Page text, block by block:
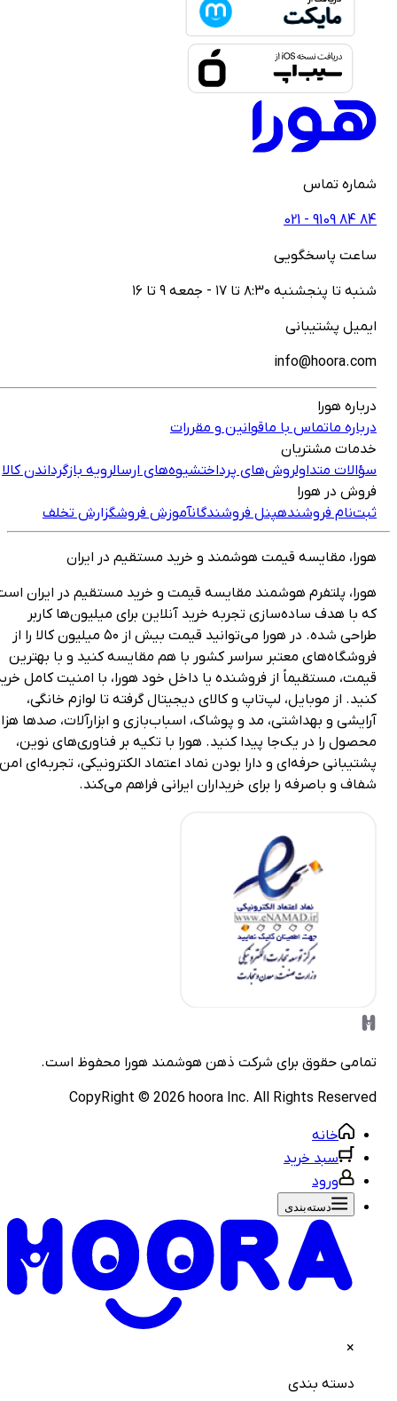
تماس
021 - ‎9109‎ ‎84‎
پاسخگویی
تا پنجشنبه ۸:۳۰ تا ۱۷ - جمعه ۹ تا ۱۶
پشتیبانی
هورا
ماتماس با ماقوانین و مقررات
مشتریان
متداولروش‌های پرداختشیوه‌های ارسالرویه بازگرداندن کالا
در هورا
فروشندهپنل فروشندگانآموزش فروشگزارش تخلف
مقایسه قیمت هوشمند و خرید مستقیم در ایران
پلتفرم هوشمند مقایسه قیمت و خرید مستقیم در ایران است
با هدف ساده‌سازی تجربه خرید آنلاین برای میلیون‌ها کاربر
طراحی شده. در هورا می‌توانید قیمت بیش از ۵۰ میلیون کالا را از
معتبر سراسر کشور با هم مقایسه کنید و با بهترین
مستقیماً از فروشنده یا داخل خود هورا، با امنیت کامل خرید
از موبایل، لپ‌تاپ و کالای دیجیتال گرفته تا لوازم خانگی،
و بهداشتی، مد و پوشاک، اسباب‌بازی و ابزارآلات، صدها هزار
را در یک‌جا پیدا کنید. هورا با تکیه بر فناوری‌های نوین،
حرفه‌ای و دارا بودن نماد اعتماد الکترونیکی، تجربه‌ای امن،
و باصرفه را برای خریداران ایرانی فراهم می‌کند.
حقوق برای شرکتذهن هوشمند هورامحفوظ است.
CopyRight ©2026hoora Inc. All Rights
خانه
سبد خرید
ورود
دسته‌بندی‌
دسته بندی